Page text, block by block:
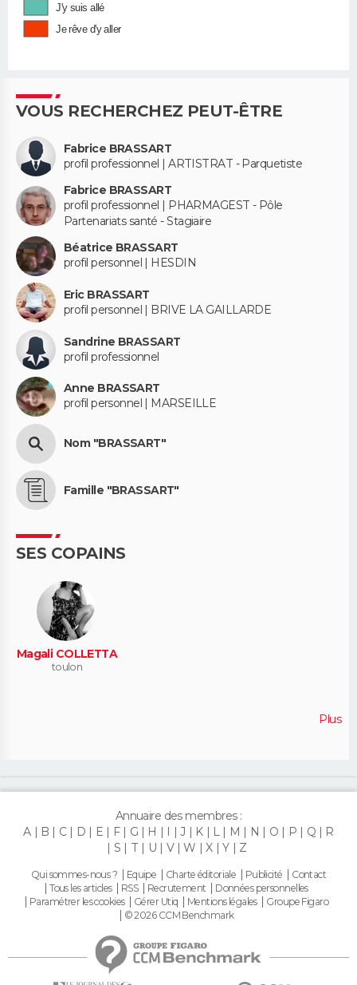
J'y suis allé
Je rêve d'y aller
VOUS RECHERCHEZ PEUT-ÊTRE
Fabrice BRASSART
profil professionnel | ARTISTRAT - Parquetiste
Fabrice BRASSART
profil professionnel | PHARMAGEST - Pôle
Partenariats santé - Stagiaire
Béatrice BRASSART
profil personnel | HESDIN
Eric BRASSART
profil personnel | BRIVE LA GAILLARDE
Sandrine BRASSART
profil professionnel
Anne BRASSART
profil personnel | MARSEILLE
Nom "BRASSART"
Famille "BRASSART"
SES COPAINS
Magali COLLETTA
toulon
Plus
Annuaire des membres :
A
B C D E F G H I J K L M N O P Q
R
S
T U V W X Y Z
Qui sommes-nous ? Equipe Charte éditoriale Publicité
Contact
Tous les articles
RSS Recrutement
Données personnelles
Paramétrer les cookies
Gérer Utiq Mentions légales
Groupe Figaro
© 2026 CCM Benchmark